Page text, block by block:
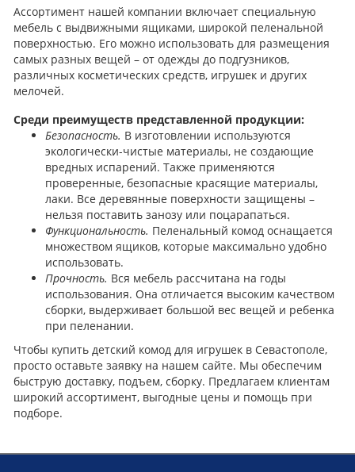
Ассортимент нашей компании включает специальную
мебель с выдвижными ящиками, широкой пеленальной
поверхностью. Его можно использовать для размещения
самых разных вещей – от одежды до подгузников,
различных косметических средств, игрушек и других
мелочей.
Среди преимуществ представленной продукции:
Безопасность. В изготовлении используются
экологически-чистые материалы, не создающие
вредных испарений. Также применяются
проверенные, безопасные красящие материалы,
лаки. Все деревянные поверхности защищены –
нельзя поставить занозу или поцарапаться.
Функциональность. Пеленальный комод оснащается
множеством ящиков, которые максимально удобно
использовать.
Прочность. Вся мебель рассчитана на годы
использования. Она отличается высоким качеством
сборки, выдерживает большой вес вещей и ребенка
при пеленании.
Чтобы купить детский комод для игрушек в Севастополе,
просто оставьте заявку на нашем сайте. Мы обеспечим
быструю доставку, подъем, сборку. Предлагаем клиентам
широкий ассортимент, выгодные цены и помощь при
подборе.